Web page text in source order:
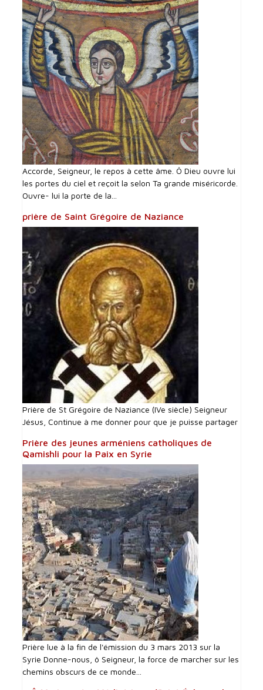
Accorde, Seigneur, le repos à cette âme. Ô Dieu ouvre lui
les portes du ciel et reçoit la selon Ta grande miséricorde.
Ouvre- lui la porte de la...
prière de Saint Grégoire de Naziance
Prière de St Grégoire de Naziance (IVe siècle) Seigneur
Jésus, Continue à me donner pour que je puisse partager
Prière des jeunes arméniens catholiques de
Qamishli pour la Paix en Syrie
Prière lue à la fin de l'émission du 3 mars 2013 sur la
Syrie Donne-nous, ô Seigneur, la force de marcher sur les
chemins obscurs de ce monde...